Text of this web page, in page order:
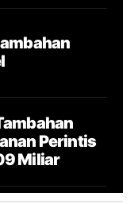
Perintis
Miliar